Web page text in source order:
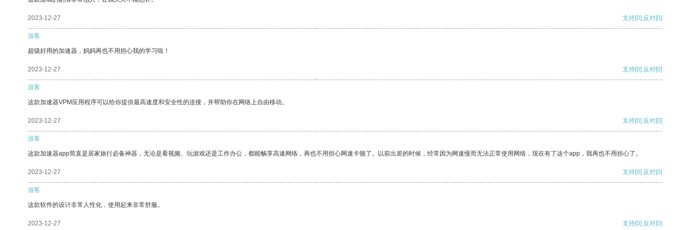
2023-12-27 支持[0] 反对[0]
游客
超级好用的加速器，妈妈再也不用担心我的学习啦！
2023-12-27 支持[0] 反对[0]
游客
这款加速器VPM应用程序可以给你提供最高速度和安全性的连接，并帮助你在网络上自由移动。
2023-12-27 支持[0] 反对[0]
游客
这款加速器app简直是居家旅行必备神器，无论是看视频、玩游戏还是工作办公，都能畅享高速网络，再也不用担心网速卡顿了。以前出差的时候，经常因为网速慢而无法正常使用网络，现在有了这个app，我再也不用担心了。
2023-12-27 支持[0] 反对[0]
游客
这款软件的设计非常人性化，使用起来非常舒服。
2023-12-27 支持[0] 反对[0]